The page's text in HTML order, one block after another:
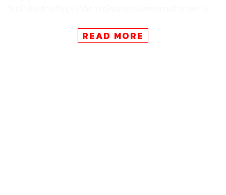
ความเจริญของการศึกษานั้นอย่างหนึ่ง…”
READ MORE